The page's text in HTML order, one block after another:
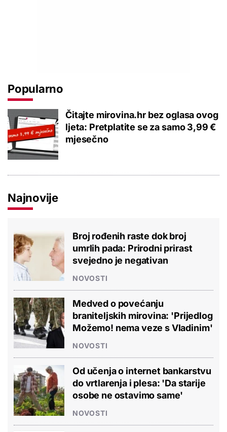
Popularno
Čitajte mirovina.hr bez oglasa ovog
ljeta: Pretplatite se za samo 3,99 €
mjesečno
Najnovije
Broj rođenih raste dok broj
umrlih pada: Prirodni prirast
svejedno je negativan
NOVOSTI
Medved o povećanju
braniteljskih mirovina: 'Prijedlog
Možemo! nema veze s Vladinim'
NOVOSTI
Od učenja o internet bankarstvu
do vrtlarenja i plesa: 'Da starije
osobe ne ostavimo same'
NOVOSTI